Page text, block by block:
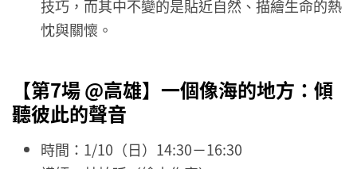
技巧，而其中不變的是貼近自然、描繪生命的熱
忱與關懷。
【第7場 @高雄】 一個像海的地方：傾
聽彼此的聲音
時間：1/10（日）14:30－16:30